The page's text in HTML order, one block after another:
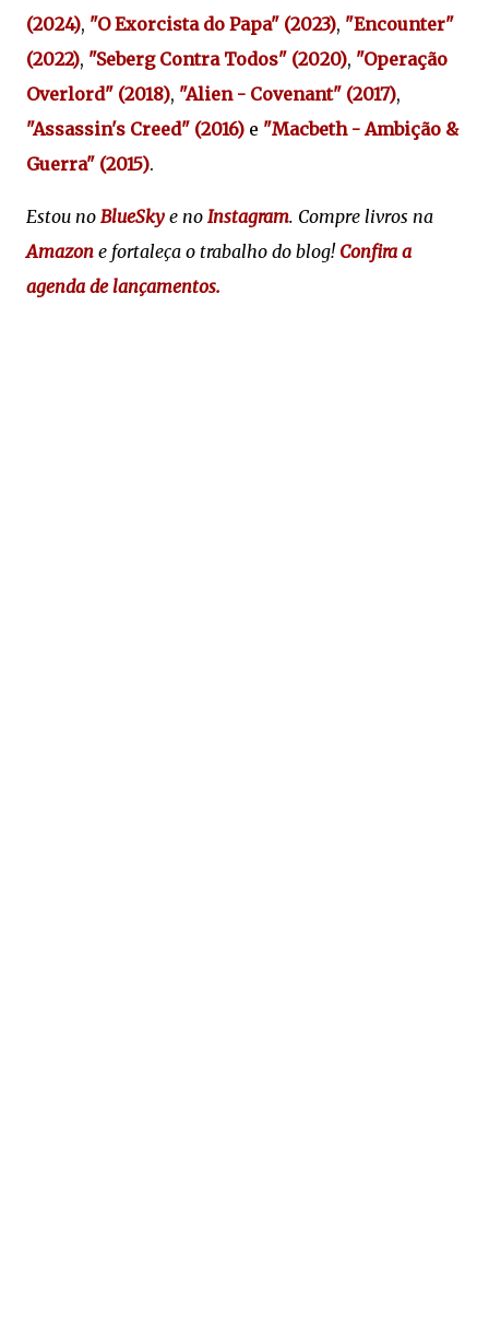
(2024), "O Exorcista do Papa" (2023), "Encounter"
(2022), "Seberg Contra Todos" (2020), "Operação
Overlord" (2018), "Alien - Covenant" (2017),
"Assassin's Creed" (2016) e "Macbeth - Ambição &
Guerra" (2015).
Estou no BlueSky e no Instagram. Compre livros na
Amazon e fortaleça o trabalho do blog! Confira a
agenda de lançamentos.